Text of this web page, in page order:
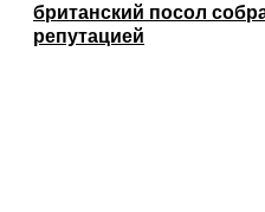
британский посол
репутацией